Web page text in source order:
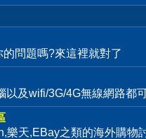
問題嗎?來這裡就對了
以及wifi/3G/4G無線網路都
樂天,EBay之類的海外購物